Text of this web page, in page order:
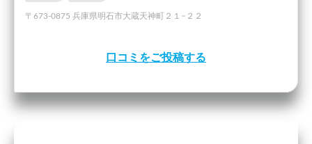
〒673-0875 兵庫県明石市大蔵天神町２１−２２
口コミをご投稿する